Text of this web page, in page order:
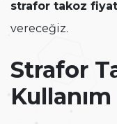
strafor takoz
vereceğiz.
Strafor